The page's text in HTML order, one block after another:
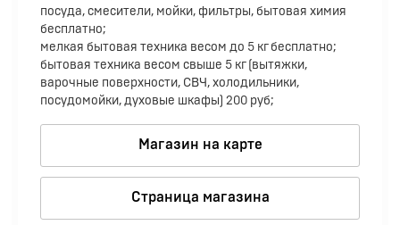
посуда, смесители, мойки, фильтры, бытовая химия
бесплатно;
мелкая бытовая техника весом до 5 кг бесплатно;
бытовая техника весом свыше 5 кг (вытяжки,
варочные поверхности, СВЧ, холодильники,
посудомойки, духовые шкафы) 200 руб;
Магазин на карте
Страница магазина